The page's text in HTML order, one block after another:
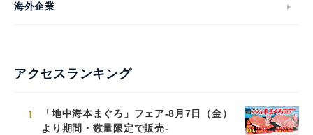
海外企業
アクセスランキング
1
「地中海本まぐろ」フェア-8月7日（金）
より期間・数量限定で販売-